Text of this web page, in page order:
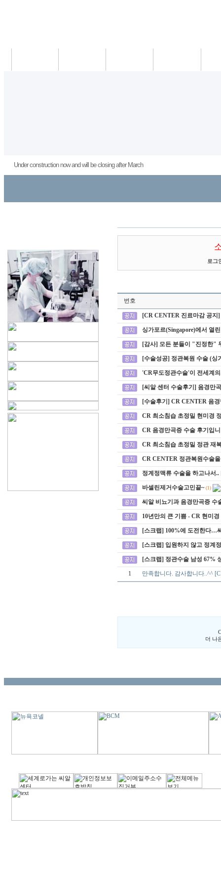
Under construction now and will be closing after March
로그
번호
[CR CENTER 진료마감 공지]
싱가포르(Singapore)에서 열
[감사] 모든 분들이 "진정한"
[수술성공] 정관복원 수술 (싱
'CR무도정관수술'이 전세계
[씨알 센터 수술후기] 음경만
[수술후기] CR CENTER 음
CR 최소침습 초정밀 현미경
CR 음경만곡증 수술 후기입
CR 최소침습 초정밀 정관 재
CR CENTER 정관복원수술
정계정맥류 수술을 하고나서
바셀린제거수술고민끝~ (1)
씨알 비뇨기과 음경만곡증 수
10년만의 큰 기쁨 - CR 현미
[스크랩] 100%에 도전한다…
[스크랩] 입원하지 않고 정계
[스크랩] 정관수술 남성 67%
1 만족합니다. 감사합니다..^^
더 나